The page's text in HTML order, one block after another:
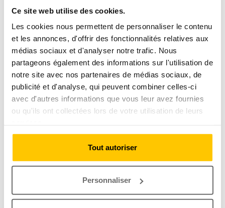
Ce site web utilise des cookies.
Les cookies nous permettent de personnaliser le contenu
et les annonces, d'offrir des fonctionnalités relatives aux
médias sociaux et d'analyser notre trafic. Nous
partageons également des informations sur l'utilisation de
notre site avec nos partenaires de médias sociaux, de
publicité et d'analyse, qui peuvent combiner celles-ci
avec d'autres informations que vous leur avez fournies
ou qu'ils ont collectées lors de votre utilisation de leurs
Tout autoriser
Personnaliser